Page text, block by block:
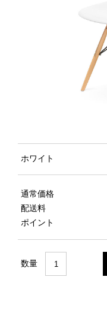
ホワイト
通常価格
配送料
ポイント
数量